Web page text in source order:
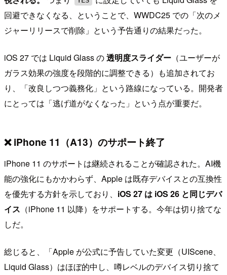
回避できなくなる、ということで、WWDC25 での「次のメ
ジャーリリースで削除」という予告通りの結果だった。
iOS 27 では Liquid Glass の透明度スライダー （ユーザーが
ガラス効果の強度を段階的に調整できる）も追加されてお
り、「改良しつつ義務化」という路線になっている。開発者
にとっては「逃げ道がなくなった」という点が重要だ。
❌ iPhone 11（A13）のサポート終了
iPhone 11 のサポートは継続されることが確認された。AI機
能の強化にもかかわらず、Apple は既存デバイスとの互換性
を優先する方針を示しており、 iOS 27 は iOS 26 と同じデバ
イス （iPhone 11 以降）をサポートする。今年は切り捨てな
しだ。
総じると、「Apple が公式に予告していた変更（UIScene、
Liquid Glass）はほぼ的中し、噂レベルのデバイス切り捨て